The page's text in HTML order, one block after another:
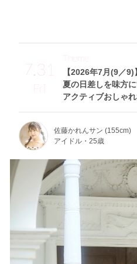
7.31
Fri
【2026年7月(9／9)】
夏の日差しを味方
アクティブおしゃ
Theme
佐藤かれんサン (155cm)
アイドル・25歳